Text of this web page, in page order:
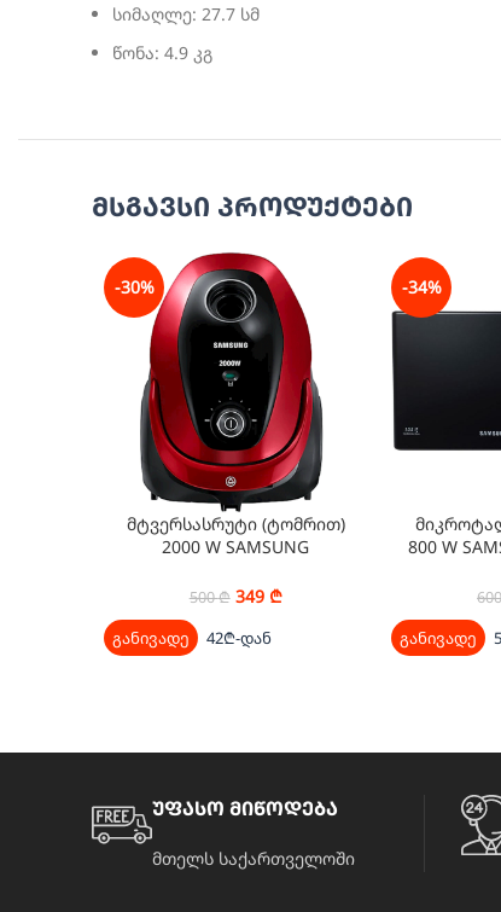
სიმაღლე: 27.7 სმ
წონა: 4.9 კგ
მსგავსი პროდუქტები
-30%
მტვერსასრუტი (ტომრით)
2000 W SAMSUNG
500₾ 349 ₾
განივადე 42₾-დან
-34%
800 W
განივადე
უფასო მიწოდება
მთელს საქართველოში